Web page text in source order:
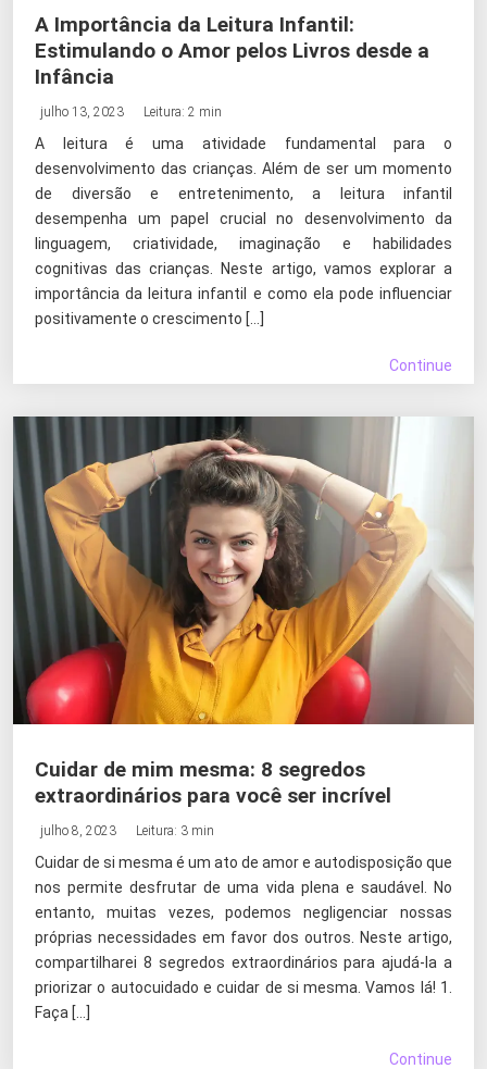
A Importância da Leitura Infantil:
Estimulando o Amor pelos Livros desde a
Infância
julho 13, 2023 Leitura: 2 min
A leitura é uma atividade fundamental para o
desenvolvimento das crianças. Além de ser um momento
de diversão e entretenimento, a leitura infantil
desempenha um papel crucial no desenvolvimento da
linguagem, criatividade, imaginação e habilidades
cognitivas das crianças. Neste artigo, vamos explorar a
importância da leitura infantil e como ela pode influenciar
positivamente o crescimento […]
Continue
Cuidar de mim mesma: 8 segredos
extraordinários para você ser incrível
julho 8, 2023 Leitura: 3 min
Cuidar de si mesma é um ato de amor e autodisposição que
nos permite desfrutar de uma vida plena e saudável. No
entanto, muitas vezes, podemos negligenciar nossas
próprias necessidades em favor dos outros. Neste artigo,
compartilharei 8 segredos extraordinários para ajudá-la a
priorizar o autocuidado e cuidar de si mesma. Vamos lá! 1.
Faça […]
Continue